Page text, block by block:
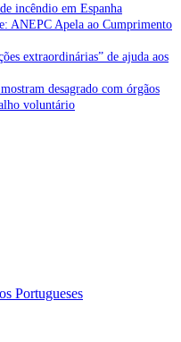
incêndio em Espanha
ANEPC Apela ao Cumprimento
extraordinárias” de ajuda aos
desagrado com órgãos
voluntário